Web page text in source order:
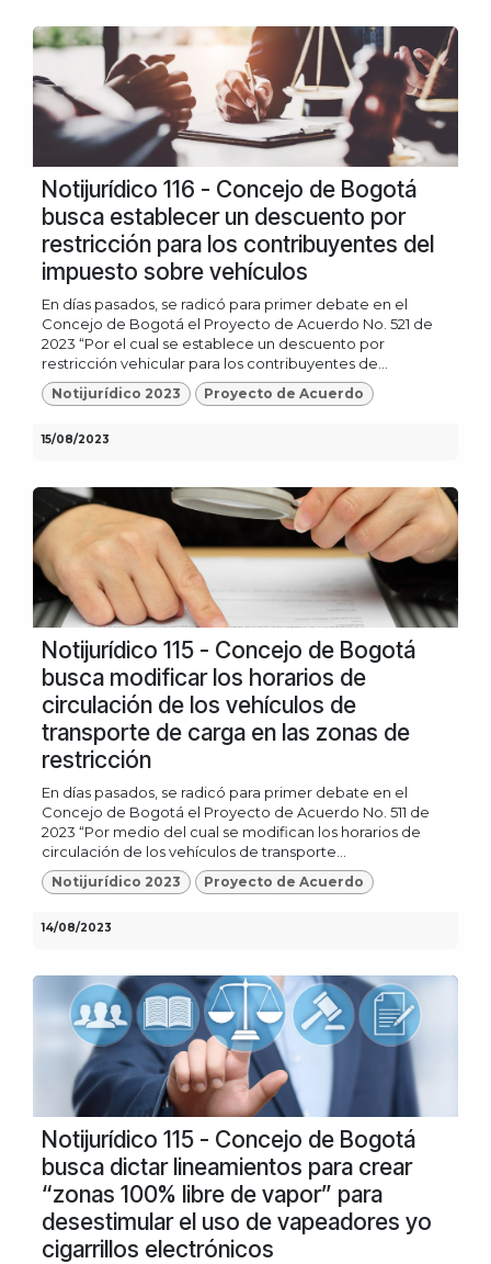
Notijurídico 116 - Concejo de Bogotá
busca establecer un descuento por
restricción para los contribuyentes del
impuesto sobre vehículos
En días pasados, se radicó para primer debate en el
Concejo de Bogotá el Proyecto de Acuerdo No. 521 de
2023 “Por el cual se establece un descuento por
restricción vehicular para los contribuyentes de...
Notijurídico 2023 Proyecto de Acuerdo
15/08/2023
Notijurídico 115 - Concejo de Bogotá
busca modificar los horarios de
circulación de los vehículos de
transporte de carga en las zonas de
restricción
En días pasados, se radicó para primer debate en el
Concejo de Bogotá el Proyecto de Acuerdo No. 511 de
2023 “Por medio del cual se modifican los horarios de
circulación de los vehículos de transporte...
Notijurídico 2023 Proyecto de Acuerdo
14/08/2023
Notijurídico 115 - Concejo de Bogotá
busca dictar lineamientos para crear
“zonas 100% libre de vapor” para
desestimular el uso de vapeadores yo
cigarrillos electrónicos